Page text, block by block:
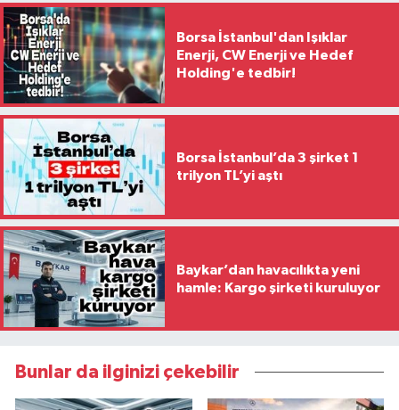
Borsa İstanbul'dan Işıklar
Enerji, CW Enerji ve Hedef
Holding'e tedbir!
Borsa İstanbul’da 3 şirket 1
trilyon TL’yi aştı
Baykar’dan havacılıkta yeni
hamle: Kargo şirketi kuruluyor
Bunlar da ilginizi çekebilir